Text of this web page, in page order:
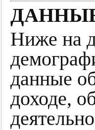
Ниже на
данные
доходе,